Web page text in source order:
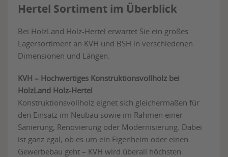
Hertel Sortiment im Überblick
Bei HolzLand Holz-Hertel erwartet Sie ein großes
Lagersortiment an KVH und BSH in verschiedenen
Dimensionen und Längen.
KVH – Hochwertiges Konstruktionsvollholz bei
HolzLand Holz-Hertel
Konstruktionsvollholz eignet sich gleichermaßen für
den Einsatz im Neubau sowie im Rahmen einer
Sanierung, Renovierung oder Modernisierung. Dabei
ist ganz egal, ob es um ein Eigenheim oder einen
Gewerbebau geht – KVH wird überall höchsten